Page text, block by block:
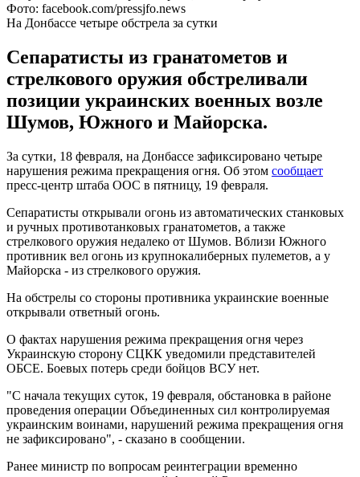
Фото: facebook.com/pressjfo.news
На Донбассе четыре обстрела за сутки
Сепаратисты из гранатометов и
стрелкового оружия обстреливали
позиции украинских военных возле
Шумов, Южного и Майорска.
За сутки, 18 февраля, на Донбассе зафиксировано четыре
нарушения режима прекращения огня. Об этом сообщает
пресс-центр штаба ООС в пятницу, 19 февраля.
Сепаратисты открывали огонь из автоматических станковых
и ручных противотанковых гранатометов, а также
стрелкового оружия недалеко от Шумов. Вблизи Южного
противник вел огонь из крупнокалиберных пулеметов, а у
Майорска - из стрелкового оружия.
На обстрелы со стороны противника украинские военные
открывали ответный огонь.
О фактах нарушения режима прекращения огня через
Украинскую сторону СЦКК уведомили представителей
ОБСЕ. Боевых потерь среди бойцов ВСУ нет.
"С начала текущих суток, 19 февраля, обстановка в районе
проведения операции Объединенных сил контролируемая
украинским воинами, нарушений режима прекращения огня
не зафиксировано", - сказано в сообщении.
Ранее министр по вопросам реинтеграции временно